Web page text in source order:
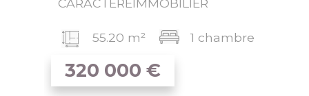
320 000 €
CARACTEREIMMOBILIER
55.20 m² 1 chambre